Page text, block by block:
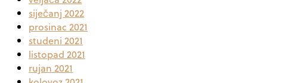
siječanj 2022
prosinac 2021
studeni 2021
listopad 2021
rujan 2021